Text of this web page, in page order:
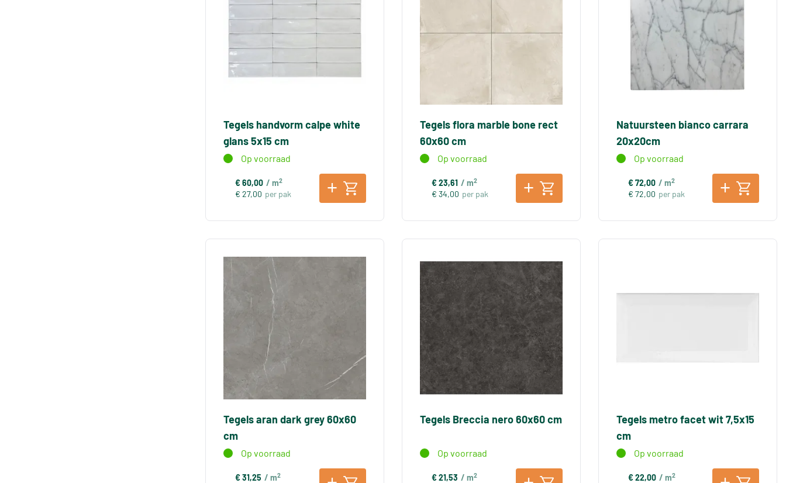
Tegels handvorm calpe white
glans 5x15 cm
Op voorraad
€ 60,00 / m2
€ 27,00 per pak
Tegels flora marble bone rect
60x60 cm
Op voorraad
€ 23,61 / m2
€ 34,00 per pak
Natuursteen bianco carrara
20x20cm
Op voorraad
€ 72,00 / m2
€ 72,00 per pak
Tegels aran dark grey 60x60
cm
Op voorraad
€ 31,25 / m2
Tegels Breccia nero 60x60 cm
Op voorraad
€ 21,53 / m2
Tegels metro facet wit 7,5x15
cm
Op voorraad
€ 22,00 / m2